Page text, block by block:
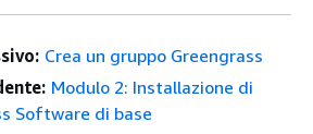
Crea un gruppo Greengrass
Modulo 2: Installazione di
Software di base